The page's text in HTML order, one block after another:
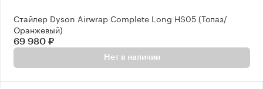
Стайлер Dyson Airwrap Complete Long HS05 (Топаз/
Оранжевый)
69 980 ₽
Нет в наличии